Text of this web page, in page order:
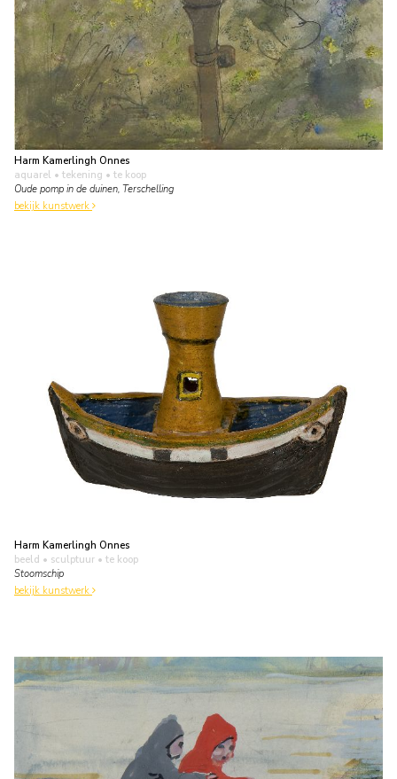
Harm Kamerlingh Onnes
aquarel • tekening • te koop
Oude pomp in de duinen, Terschelling
bekijk kunstwerk
Harm Kamerlingh Onnes
beeld • sculptuur • te koop
Stoomschip
bekijk kunstwerk